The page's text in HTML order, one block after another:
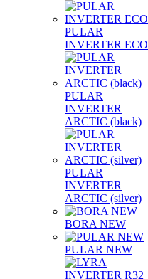
PULAR
INVERTER ECO
PULAR
INVERTER
ARCTIC (black)
PULAR
INVERTER
ARCTIC (silver)
BORA NEW
PULAR NEW